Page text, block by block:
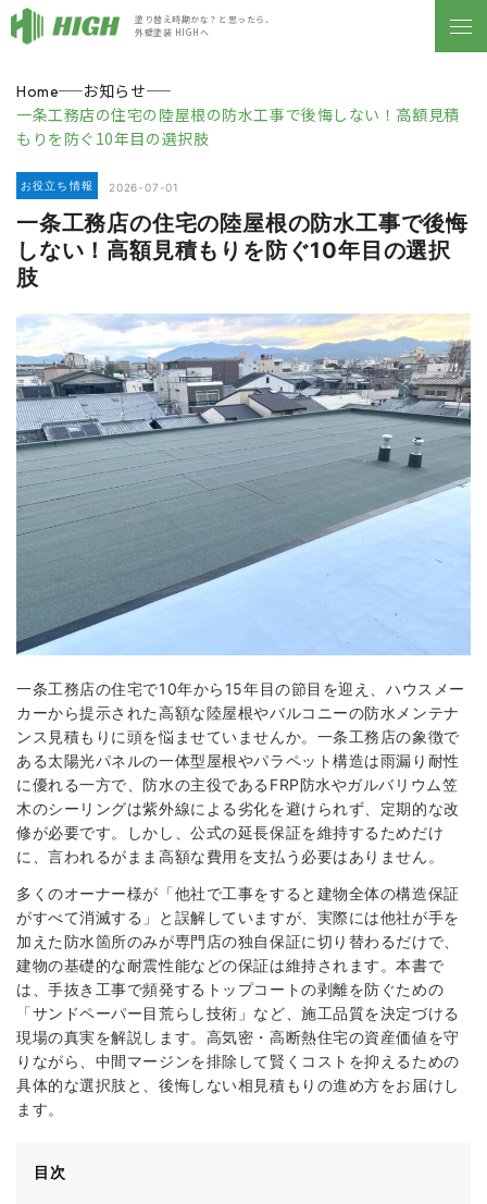
塗り替え時期かな？と思ったら、
外壁塗装 HIGHへ
Home
お知らせ
一条工務店の住宅の陸屋根の防水工事で後悔しない！高額見積
もりを防ぐ10年目の選択肢
お役立ち情報 2026-07-01
一条工務店の住宅の陸屋根の防水工事で後悔
しない！高額見積もりを防ぐ10年目の選択
肢
一条工務店の住宅で10年から15年目の節目を迎え、ハウスメー
カーから提示された高額な陸屋根やバルコニーの防水メンテナ
ンス見積もりに頭を悩ませていませんか。一条工務店の象徴で
ある太陽光パネルの一体型屋根やパラペット構造は雨漏り耐性
に優れる一方で、防水の主役であるFRP防水やガルバリウム笠
木のシーリングは紫外線による劣化を避けられず、定期的な改
修が必要です。しかし、公式の延長保証を維持するためだけ
に、言われるがまま高額な費用を支払う必要はありません。
多くのオーナー様が「他社で工事をすると建物全体の構造保証
がすべて消滅する」と誤解していますが、実際には他社が手を
加えた防水箇所のみが専門店の独自保証に切り替わるだけで、
建物の基礎的な耐震性能などの保証は維持されます。本書で
は、手抜き工事で頻発するトップコートの剥離を防ぐための
「サンドペーパー目荒らし技術」など、施工品質を決定づける
現場の真実を解説します。高気密・高断熱住宅の資産価値を守
りながら、中間マージンを排除して賢くコストを抑えるための
具体的な選択肢と、後悔しない相見積もりの進め方をお届けし
ます。
目次